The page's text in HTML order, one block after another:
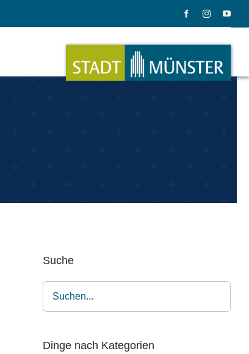
Musik
Alles zum Tasten, Zupfen, Schlagen.
Suche
Dinge nach Kategorien